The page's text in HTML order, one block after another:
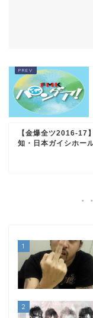
【金爆全ツ2016-17
知・日本ガイシホー
1
2